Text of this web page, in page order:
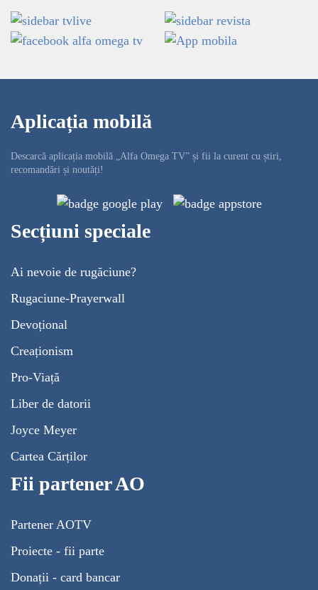
Aplicația mobilă
Descarcă aplicația mobilă „Alfa Omega TV” și fii la curent cu știri,
recomandări și noutăți!
Secțiuni speciale
Ai nevoie de rugăciune?
Rugaciune-Prayerwall
Devoțional
Creaționism
Pro-Viață
Liber de datorii
Joyce Meyer
Cartea Cărților
Fii partener AO
Partener AOTV
Proiecte - fii parte
Donații - card bancar